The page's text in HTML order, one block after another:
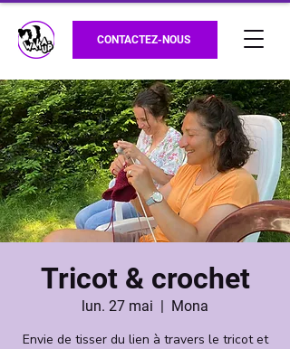
CONTACTEZ-NOUS
Tricot & crochet
lun. 27 mai
  |
Mona
Envie de tisser du lien à travers le tricot et